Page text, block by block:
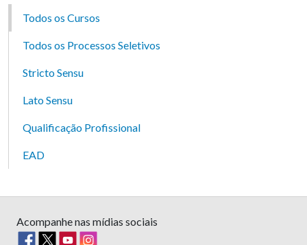
Todos os Cursos
Todos os Processos Seletivos
Stricto Sensu
Lato Sensu
Qualificação Profissional
EAD
Acompanhe nas mídias sociais